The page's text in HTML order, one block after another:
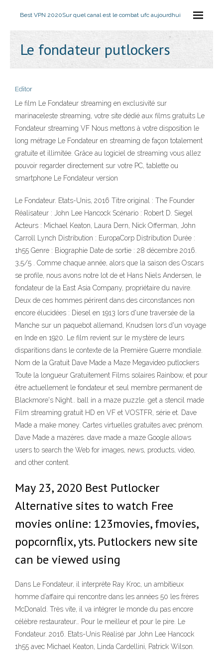
Best VPN 2020Sur quel canal est le combat ufc aujourdhui
Le fondateur putlockers
Editor
Le film Le Fondateur streaming en exclusivité sur
marinaceleste streaming, votre site dédié aux films gratuits Le
Fondateur streaming VF Nous mettons à votre disposition le
long métrage Le Fondateur en streaming de façon totalement
gratuite et illimitée. Grâce au logiciel de streaming vous allez
pouvoir regarder directement sur votre PC, tablette ou
smartphone Le Fondateur version
Le Fondateur. Etats-Unis, 2016 Titre original : The Founder
Réalisateur : John Lee Hancock Scénario : Robert D. Siegel
Acteurs : Michael Keaton, Laura Dern, Nick Offerman, John
Carroll Lynch Distribution : EuropaCorp Distribution Durée :
1h55 Genre : Biographie Date de sortie : 28 décembre 2016.
3,5/5 . Comme chaque année, alors que la saison des Oscars
se profile, nous avons notre lot de et Hans Niels Andersen, le
fondateur de la East Asia Company, propriétaire du navire.
Deux de ces hommes périrent dans des circonstances non
encore élucidées : Diesel en 1913 lors d'une traversée de la
Manche sur un paquebot allemand, Knudsen lors d'un voyage
en Inde en 1920. Le film revient sur le mystère de leurs
disparitions dans le contexte de la Première Guerre mondiale.
Nom de la Gratuit Dave Made a Maze Megavideo putlockers
Toute la longueur Gratuitement Films solaires Rainbow, et pour
être actuellement le fondateur et seul membre permanent de
Blackmore's Night.. ball in a maze puzzle. get a stencil made
Film streaming gratuit HD en VF et VOSTFR, série et. Dave
Made a make money. Cartes virtuelles gratuites avec prénom.
Dave Made a mazères. dave made a maze Google allows
users to search the Web for images, news, products, video,
and other content.
May 23, 2020 Best Putlocker
Alternative sites to watch Free
movies online: 123movies, fmovies,
popcornflix, yts. Putlockers new site
can be viewed using
Dans Le Fondateur, il interprète Ray Kroc, un ambitieux
homme d’affaire qui rencontre dans les années 50 les frères
McDonald. Très vite, il va intégrer le monde du pas encore
célèbre restaurateur… Pour le meilleur et pour le pire. Le
Fondateur. 2016. Etats-Unis Réalisé par John Lee Hancock
1h55 avec Michael Keaton, Linda Cardellini, Patrick Wilson.